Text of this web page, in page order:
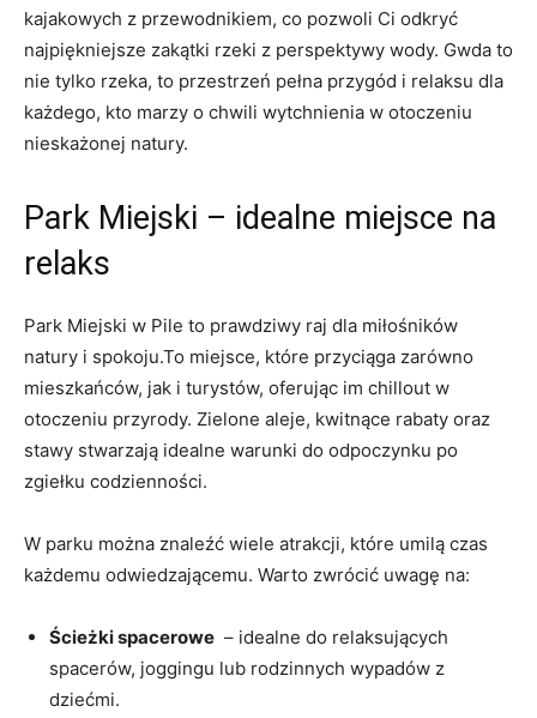
kajakowych z⁢ przewodnikiem, co​ pozwoli Ci odkryć
najpiękniejsze zakątki rzeki ‌z perspektywy wody.‌ Gwda to
nie‌ tylko rzeka, to przestrzeń ‌pełna przygód‌ i relaksu‍ dla
każdego, kto ‌marzy o chwili wytchnienia w otoczeniu
nieskażonej natury.
Park‌ Miejski – idealne miejsce na
relaks
Park Miejski w‍ Pile​ to prawdziwy raj ⁤dla miłośników
natury i⁢ spokoju.To miejsce, które przyciąga zarówno
mieszkańców, jak ​i ​turystów, oferując⁤ im chillout w
otoczeniu przyrody. Zielone aleje, kwitnące rabaty oraz
stawy stwarzają idealne warunki do odpoczynku po
zgiełku codzienności.
W ‍parku można znaleźć​ wiele atrakcji, które umilą czas
każdemu odwiedzającemu. Warto zwrócić uwagę na:
Ścieżki spacerowe ‌ – idealne do relaksujących
spacerów, joggingu lub ‌rodzinnych wypadów z
dziećmi.